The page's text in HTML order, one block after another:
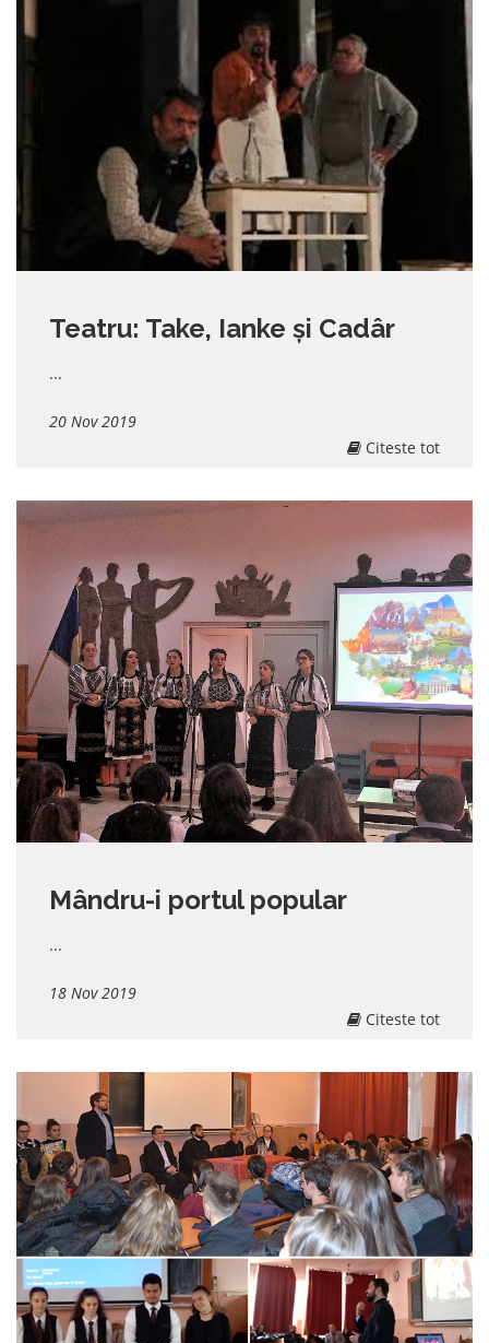
Teatru: Take, Ianke și Cadâr
...
20 Nov 2019
Citeste tot
Mândru-i portul popular
...
18 Nov 2019
Citeste tot